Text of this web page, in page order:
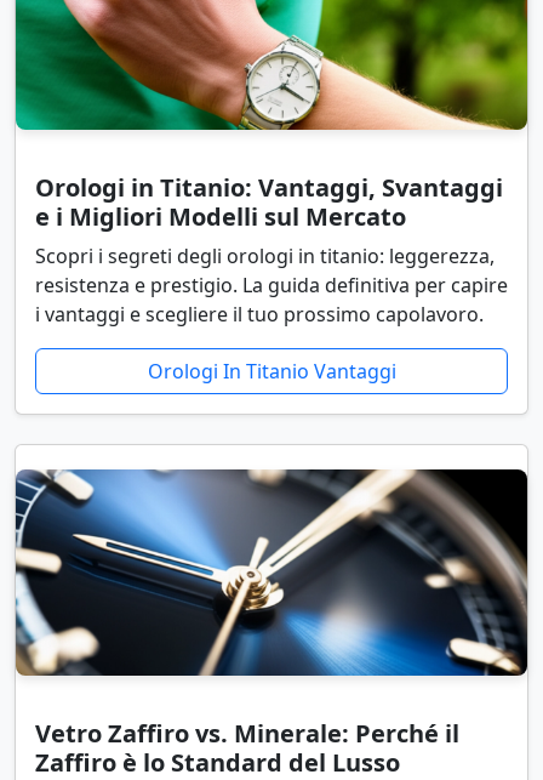
Orologi in Titanio: Vantaggi, Svantaggi
e i Migliori Modelli sul Mercato
Scopri i segreti degli orologi in titanio: leggerezza,
resistenza e prestigio. La guida definitiva per capire
i vantaggi e scegliere il tuo prossimo capolavoro.
Orologi In Titanio Vantaggi
Vetro Zaffiro vs. Minerale: Perché il
Zaffiro è lo Standard del Lusso